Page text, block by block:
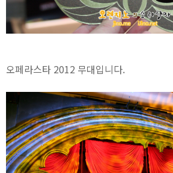
오페라스타 2012 무대입니다.